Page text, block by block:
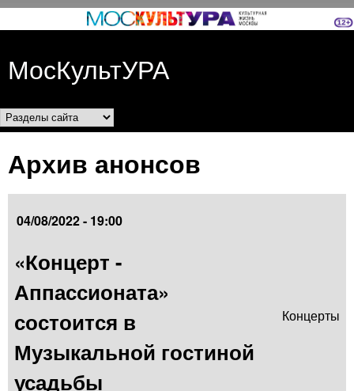
Перейти к основному
МосКультУРА
Разделы сайта
Архив анонсов
04/08/2022 - 19:00
«Концерт -
Аппассионата»
состоится в
Музыкальной гостиной
усадьбы
Концерты